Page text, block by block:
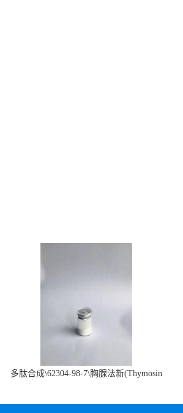
多肽合成\62304-98-7\胸腺法新(Thymosin